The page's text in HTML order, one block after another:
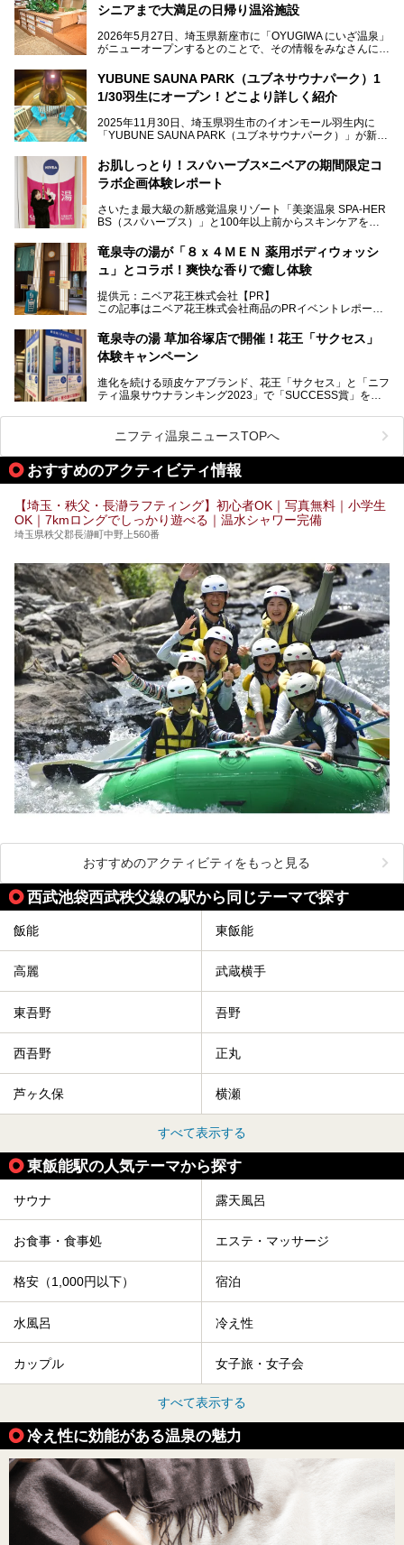
シニアまで大満足の日帰り温浴施設
2026年5月27日、埼玉県新座市に「OYUGIWA にいざ温泉」
がニューオープンするとのことで、その情報をみなさんにい
メインとなる黒湯の天然温泉や本格的なサウナをはじめ、4
種類のリラックスルームやお食事処、他施設とは一線を画す
てきました！
YUBUNE SAUNA PARK（ユブネサウナパーク）1
1/30羽生にオープン！どこより詳しく紹介
2025年11月30日、埼玉県羽生市のイオンモール羽生内に
「YUBUNE SAUNA PARK（ユブネサウナパーク）」が新規
今年の4月1日から楽久屋グループの一員となった「湯舞音
（ユブネ）」が新ブランド「YUBUNE SAUNA PARK」を立
湯舞音らしいサウナにこだわった遊び心満点の"銭湯×屋外サ
ウナ"施設で、男女別のお風呂のほか、水着やサウナ着で楽
ど、ユニークなポイントがいっぱい！
オープン前取材に行ってきましたので、早速どこより詳しく
紹介しちゃいます！
お肌しっとり！スパハーブス×ニベアの期間限定コ
ラボ企画体験レポート
さいたま最大級の新感覚温泉リゾート「美楽温泉 SPA-HER
BS（スパハーブス）」と100年以上前からスキンケアを考
読者モデルやインスタグラマーとして活躍している、美容＆
スパ大好きの畑瀬愛さんと取材してきました。
提供元：ニベア花王株式会社【PR】
この記事はニベア花王株式会社商品のPRイベントレポート
竜泉寺の湯が「８ｘ４ＭＥＮ 薬用ボディウォッシ
ュ」とコラボ！爽快な香りで癒し体験
提供元：ニベア花王株式会社【PR】
この記事はニベア花王株式会社商品のPRイベントレポート
ーーー
注目のボディウォッシュアイテム「８ｘ４ＭＥＮ 薬用ボデ
全国総合2位にランクインした人気温浴施設「竜泉寺の湯 草
加谷塚店」がコラボイベントを期間限定で開催中ということ
気になるその内容をチェックしてきました！
竜泉寺の湯 草加谷塚店で開催！花王「サクセス」
体験キャンペーン
進化を続ける頭皮ケアブランド、花王「サクセス」と「ニフ
ティ温泉サウナランキング2023」で「SUCCESS賞」を獲
ベントを開催。
早速訪問し、気になるその内容を取材してきました！
───
提供元：花王株式会社【PR】
す。
ニフティ温泉ニュースTOPへ
おすすめのアクティビティ情報
【埼玉・秩父・長瀞ラフティング】初心者OK｜写真無料｜小学生
OK｜7kmロングでしっかり遊べる｜温水シャワー完備
埼玉県秩父郡長瀞町中野上560番
おすすめのアクティビティをもっと見る
西武池袋西武秩父線の駅から同じテーマで探す
飯能 東飯能
高麗 武蔵横手
東吾野 吾野
西吾野 正丸
芦ヶ久保 横瀬
すべて表示する
東飯能駅の人気テーマから探す
サウナ 露天風呂
お食事・食事処 エステ・マッサージ
格安（1,000円以下） 宿泊
水風呂 冷え性
カップル 女子旅・女子会
すべて表示する
冷え性に効能がある温泉の魅力